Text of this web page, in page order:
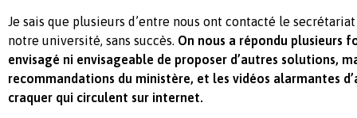
Je sais que plusieurs d’entre nous ont contacté le
notre université, sans succès. On nous a répondu plusieurs
envisagé ni envisageable de proposer d’autres solutions,
recommandations du ministère, et les vidéos alarmantes
craquer qui circulent sur internet.